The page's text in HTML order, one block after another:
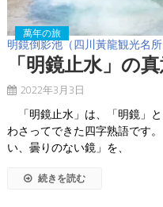
明鏡倒影池（四川黃龍観光名
萬年の旅
「明鏡止水」の
2022年3月3日
「明鏡止水」は、「明鏡」
わさってできた四字熟語です
い、曇りのない鏡」を、
続きを読む